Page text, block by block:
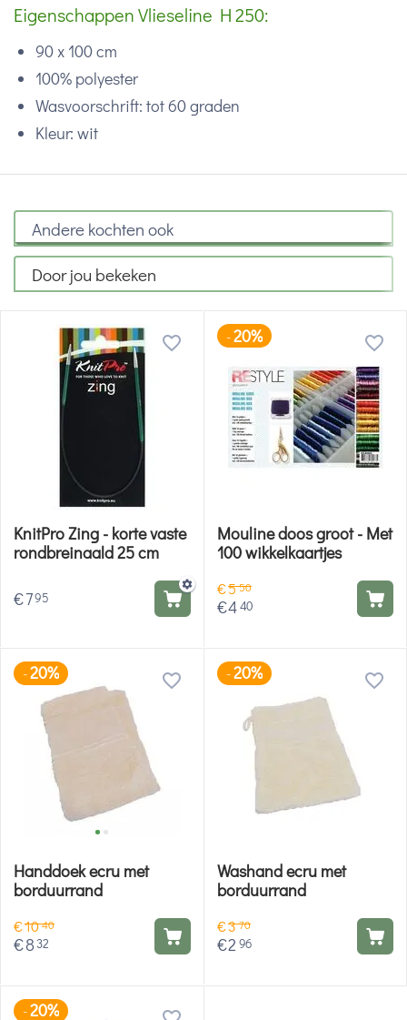
Eigenschappen Vlieseline H 250:
90 x 100 cm
100% polyester
Wasvoorschrift: tot 60 graden
Kleur: wit
Andere kochten ook
Door jou bekeken
KnitPro Zing - korte vaste
rondbreinaald 25 cm
€795
-20%
Mouline doos groot - Met
100 wikkelkaartjes
€550
€440
-20%
Handdoek ecru met
borduurrand
€1040
€8 32
-20%
Washand ecru met
borduurrand
€370
€2 96
-20%